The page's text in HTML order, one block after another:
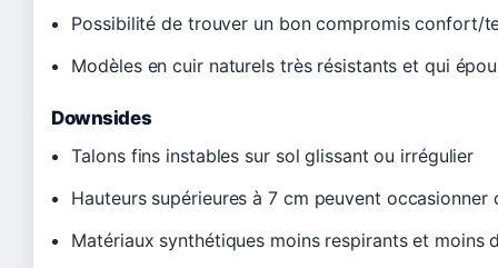
Possibilité de trouver un bon compromis confort/
Modèles en cuir naturels très résistants et qui
Downsides
Talons fins instables sur sol glissant ou irrégulier
Hauteurs supérieures à 7 cm peuvent occasionner
Matériaux synthétiques moins respirants et moins